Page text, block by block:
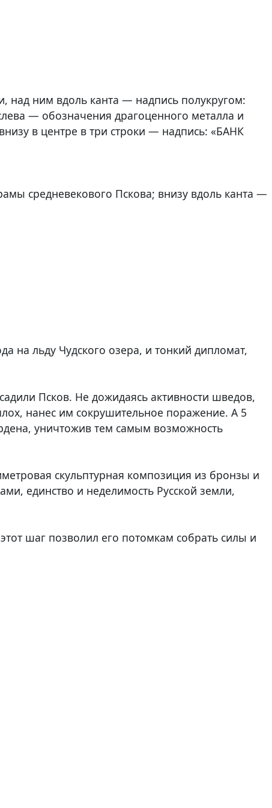
над ним вдоль канта — надпись полукругом:
— обозначения драгоценного металла и
в центре в три строки — надпись: «БАНК
средневекового Пскова; внизу вдоль канта —
на льду Чудского озера, и тонкий дипломат,
Псков. Не дожидаясь активности шведов,
нанес им сокрушительное поражение. А 5
уничтожив тем самым возможность
скульптурная композиция из бронзы и
единство и неделимость Русской земли,
шаг позволил его потомкам собрать силы и